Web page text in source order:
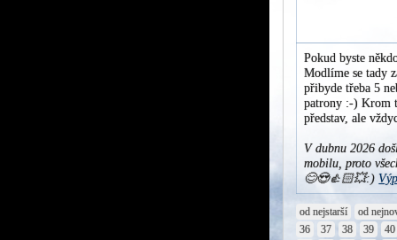
Pokud byste
Modlíme se tady
přibyde třeba 5
patrony :-) Krom
představ, ale
V dubnu 2026
mobilu, proto
😊😍👍🏻💥:)
od nejstarší
od
36
37 38 39
40